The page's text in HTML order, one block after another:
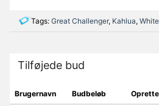
Tags: Great Challenger, Kahlua,
Tilføjede bud
Brugernavn Budbeløb